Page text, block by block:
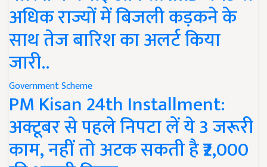
अधिक राज्यों में बिजली कड़कने के
साथ तेज बारिश का अलर्ट किया
जारी..
Government Scheme
PM Kisan 24th Installment:
अक्टूबर से पहले निपटा लें ये 3 जरूरी
काम, नहीं तो अटक सकती है ₹2,000